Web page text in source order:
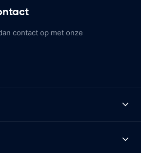
contact op met onze